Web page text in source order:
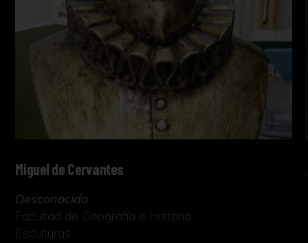
Miguel de Cervantes
Desconocido
Facultad de Geografía e Historia
Esculturas